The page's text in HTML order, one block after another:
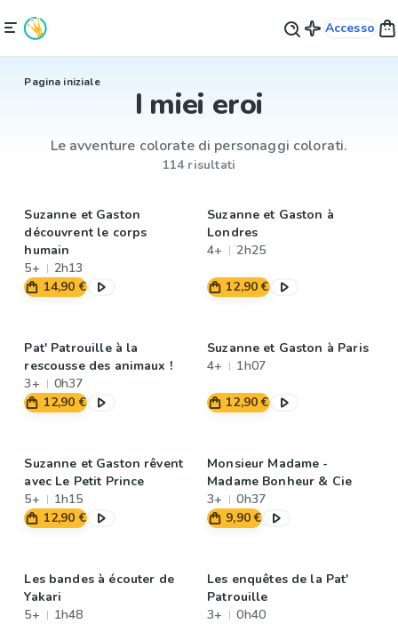
Accesso
Pagina iniziale
I miei eroi
Le avventure colorate di personaggi colorati.
114 risultati
Suzanne et Gaston
découvrent le corps
humain
5+
2h13
14,90 €
Suzanne et Gaston à
Londres
4+
2h25
12,90 €
Pat' Patrouille à la
rescousse des animaux !
3+
0h37
12,90 €
Suzanne et Gaston à Paris
4+
1h07
12,90 €
Suzanne et Gaston rêvent
avec Le Petit Prince
5+
1h15
12,90 €
Monsieur Madame -
Madame Bonheur & Cie
3+
0h37
9,90 €
Les bandes à écouter de
Yakari
5+
1h48
Les enquêtes de la Pat'
Patrouille
3+
0h40